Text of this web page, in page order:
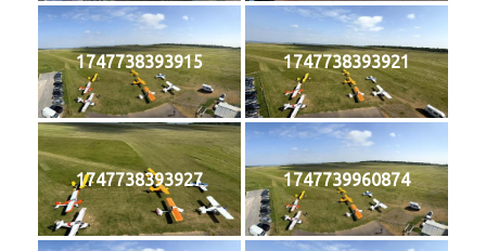
1747738393915 1747738393921
1747738393927 1747739960874